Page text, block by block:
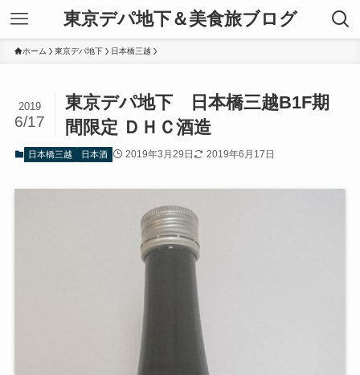
東京デパ地下＆美食旅ブログ
ホーム 東京デパ地下 日本橋三越
東京デパ地下 日本橋三越B1F期
間限定 ＤＨＣ酒造
2019
6/17
日本橋三越 日本酒 2019年3月29日 2019年6月17日